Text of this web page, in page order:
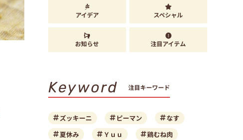
アイデア スペシャル
お知らせ 注目アイテム
Keyword 注目キーワード
ズッキーニ ピーマン
なす
夏休み
Ｙｕｕ
鶏むね肉